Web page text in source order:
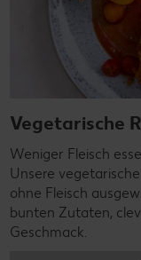
Vegetarische
Weniger Fleisch
Unsere
ohne Fleisch
bunten Zutaten,
Geschmack.